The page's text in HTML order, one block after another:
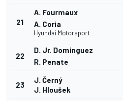
21
A. Fourmaux
A. Coria
Hyundai Motorsport
22
D. Jr. Dominguez
R. Penate
23
J. Černý
J. Hloušek